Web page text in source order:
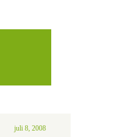
juli 8, 2008